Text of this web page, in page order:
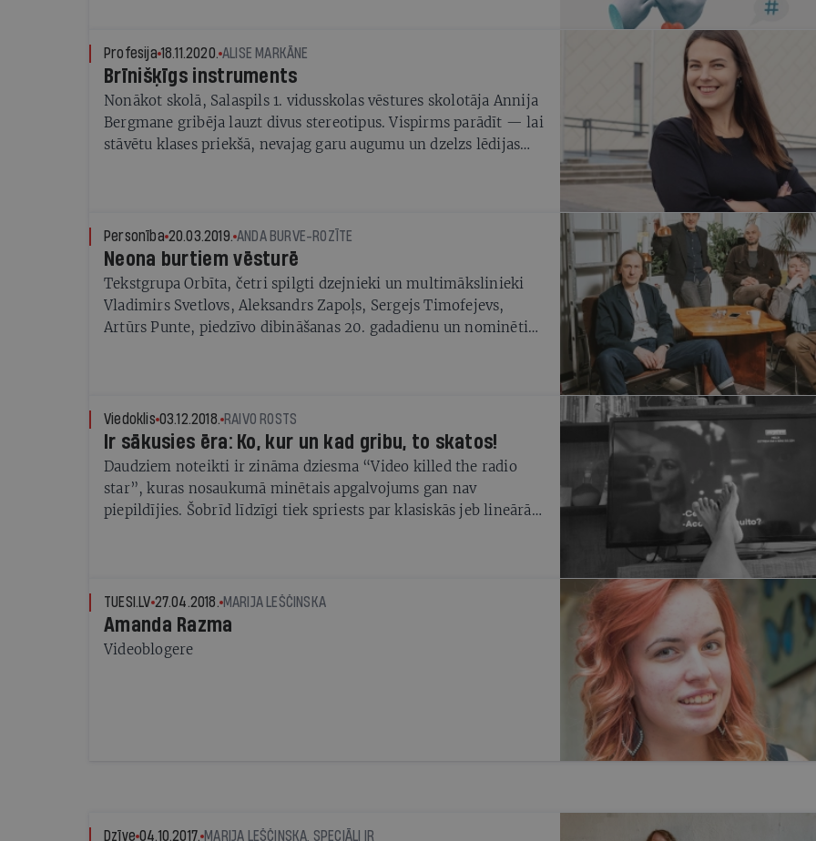
Profesija 18.11.2020. ALISE MARKĀNE
Brīnišķīgs instruments
Nonākot skolā, Salaspils 1. vidusskolas vēstures skolotāja Annija
Bergmane gribēja lauzt divus stereotipus. Vispirms parādīt — lai
stāvētu klases priekšā, nevajag garu augumu un dzelzs lēdijas
Personība 20.03.2019. ANDA BURVE-ROZĪTE
Neona burtiem vēsturē
Tekstgrupa Orbīta, četri spilgti dzejnieki un multimākslinieki
Vladimirs Svetlovs, Aleksandrs Zapoļs, Sergejs Timofejevs,
Artūrs Punte, piedzīvo dibināšanas 20. gadadienu un nominēti
Viedoklis 03.12.2018. RAIVO ROSTS
Ir sākusies ēra: Ko, kur un kad gribu, to skatos!
Daudziem noteikti ir zināma dziesma “Video killed the radio
star”, kuras nosaukumā minētais apgalvojums gan nav
piepildījies. Šobrīd līdzīgi tiek spriests par klasiskās jeb lineārās
video saturu, izvēloties tā saucamās video-on-demand (VOD)
platformas.
TUESI.LV 27.04.2018. MARIJA LEŠČINSKA
Amanda Razma
Videoblogere
Dzīve 04.10.2017. MARIJA LEŠČINSKA, SPECIĀLI IR